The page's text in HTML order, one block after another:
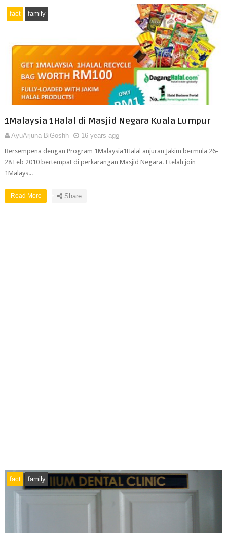
fact family
1Malaysia 1Halal di Masjid Negara Kuala Lumpur
AyuArjuna BiGoshh
16 years ago
Bersempena dengan Program 1Malaysia1Halal anjuran Jakim bermula 26-
28 Feb 2010 bertempat di perkarangan Masjid Negara. I telah join
1Malays...
Read More Share
fact family